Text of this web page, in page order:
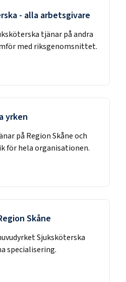
- alla arbetsgivare
tjänar på andra
med riksgenomsnittet.
yrken
på Region Skåneoch
för hela organisationen.
Skåne
Sjuksköterska
specialisering.